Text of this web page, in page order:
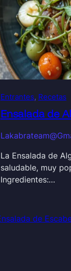
Entrantes, Recetas
Ensalada de
La Ensalada de
saludable, muy
Ingredientes:…